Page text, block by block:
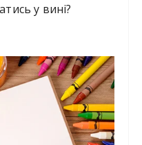
у вині?